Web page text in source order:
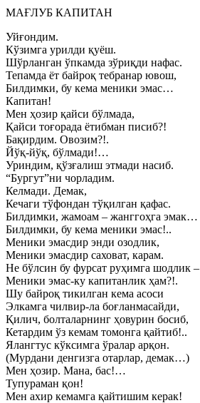
МАҒЛУБ КАПИТАН
Уйғондим.
Кўзимга урилди қуёш.
Шўрланган ўпкамда зўриқди нафас.
Тепамда ёт байроқ тебранар ювош,
Билдимки, бу кема меники эмас…
Капитан!
Мен ҳозир қайси бўлмада,
Қайси тоғорада ётибман писиб?!
Бақирдим. Овозим?!.
Йўқ-йўқ, бўлмади!…
Уриндим, қўзғалиш этмади насиб.
“Бургут”ни чорладим.
Келмади. Демак,
Кечаги тўфондан тўқилган қафас.
Билдимки, жамоам – жанггоҳга эмак…
Билдимки, бу кема меники эмас!..
Меники эмасдир энди озодлик,
Меники эмасдир саховат, карам.
Не бўлсин бу фурсат руҳимга шодлик –
Меники эмас-ку капитанлик ҳам?!.
Шу байроқ тикилган кема асоси
Элкамга чилвир-ла боғланмасайди,
Қилич, болталарнинг ҳовурин босиб,
Кетардим ўз кемам томонга қайтиб!..
Ялангтус кўксимга ўралар арқон.
(Мурдани денгизга отарлар, демак…)
Мен ҳозир. Мана, бас!…
Тупураман қон!
Мен ахир кемамга қайтишим керак!